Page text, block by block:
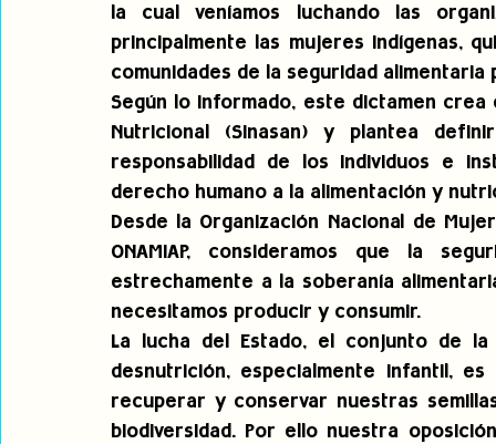
la cual veníamos luchando las
principalmente las mujeres indígenas,
comunidades de la seguridad
Según lo informado, este dictamen crea
Nutricional (Sinasan) y plantea
responsabilidad de los individuos e
derecho humano a la alimentación y
Desde la Organización Nacional de
ONAMIAP, consideramos que la
estrechamente a la soberanía
necesitamos producir y consumir.
La lucha del Estado, el conjunto de
desnutrición, especialmente infantil,
recuperar y conservar nuestras
biodiversidad. Por ello nuestra